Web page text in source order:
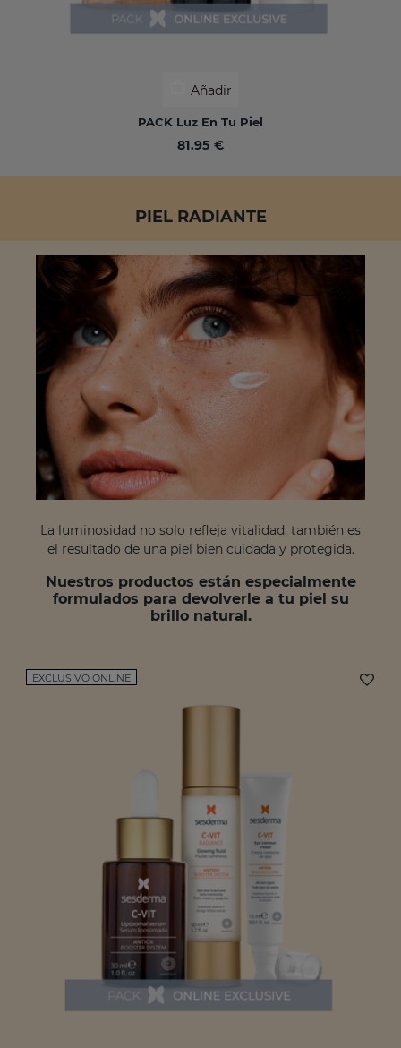
Añadir
PACK Luz En Tu Piel
81.95 €
PIEL RADIANTE
La luminosidad no solo refleja vitalidad, también es
el resultado de una piel bien cuidada y protegida.
Nuestros productos están especialmente
formulados para devolverle a tu piel su
brillo natural.
EXCLUSIVO ONLINE